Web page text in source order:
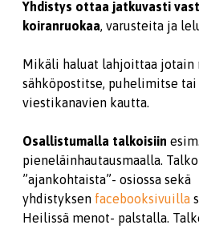
Yhdistys ottaa jatkuvasti
koiranruokaa, varusteita ja
Mikäli haluat lahjoittaa jotain
sähköpostitse, puhelimitse
viestikanavien kautta.
Osallistumalla talkoisiin esim.
pieneläinhautausmaalla.
”ajankohtaista”- osiossa sekä
yhdistyksen facebooksivuilla
Heilissä menot- palstalla.